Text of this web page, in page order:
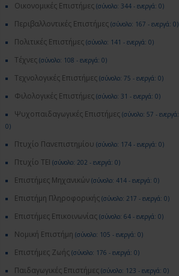
Οικονομικές Επιστήμες (σύνολο: 344 - ενεργά: 0)
Περιβαλλοντικές Επιστήμες (σύνολο: 167 - ενεργά: 0)
Πολιτικές Επιστήμες (σύνολο: 141 - ενεργά: 0)
Τέχνες (σύνολο: 108 - ενεργά: 0)
Τεχνολογικές Επιστήμες (σύνολο: 75 - ενεργά: 0)
Φιλολογικές Επιστήμες (σύνολο: 31 - ενεργά: 0)
Ψυχοπαιδαγωγικές Επιστήμες (σύνολο: 57 - ενεργά:
0)
Πτυχίο Πανεπιστημίου (σύνολο: 174 - ενεργά: 0)
Πτυχίο ΤΕΙ (σύνολο: 202 - ενεργά: 0)
Επιστήμες Μηχανικών (σύνολο: 414 - ενεργά: 0)
Επιστήμη Πληροφορικής (σύνολο: 217 - ενεργά: 0)
Επιστήμες Επικοινωνίας (σύνολο: 64 - ενεργά: 0)
Νομική Επιστήμη (σύνολο: 105 - ενεργά: 0)
Επιστήμες Ζωής (σύνολο: 176 - ενεργά: 0)
Παιδαγωγικές Επιστήμες (σύνολο: 123 - ενεργά: 0)